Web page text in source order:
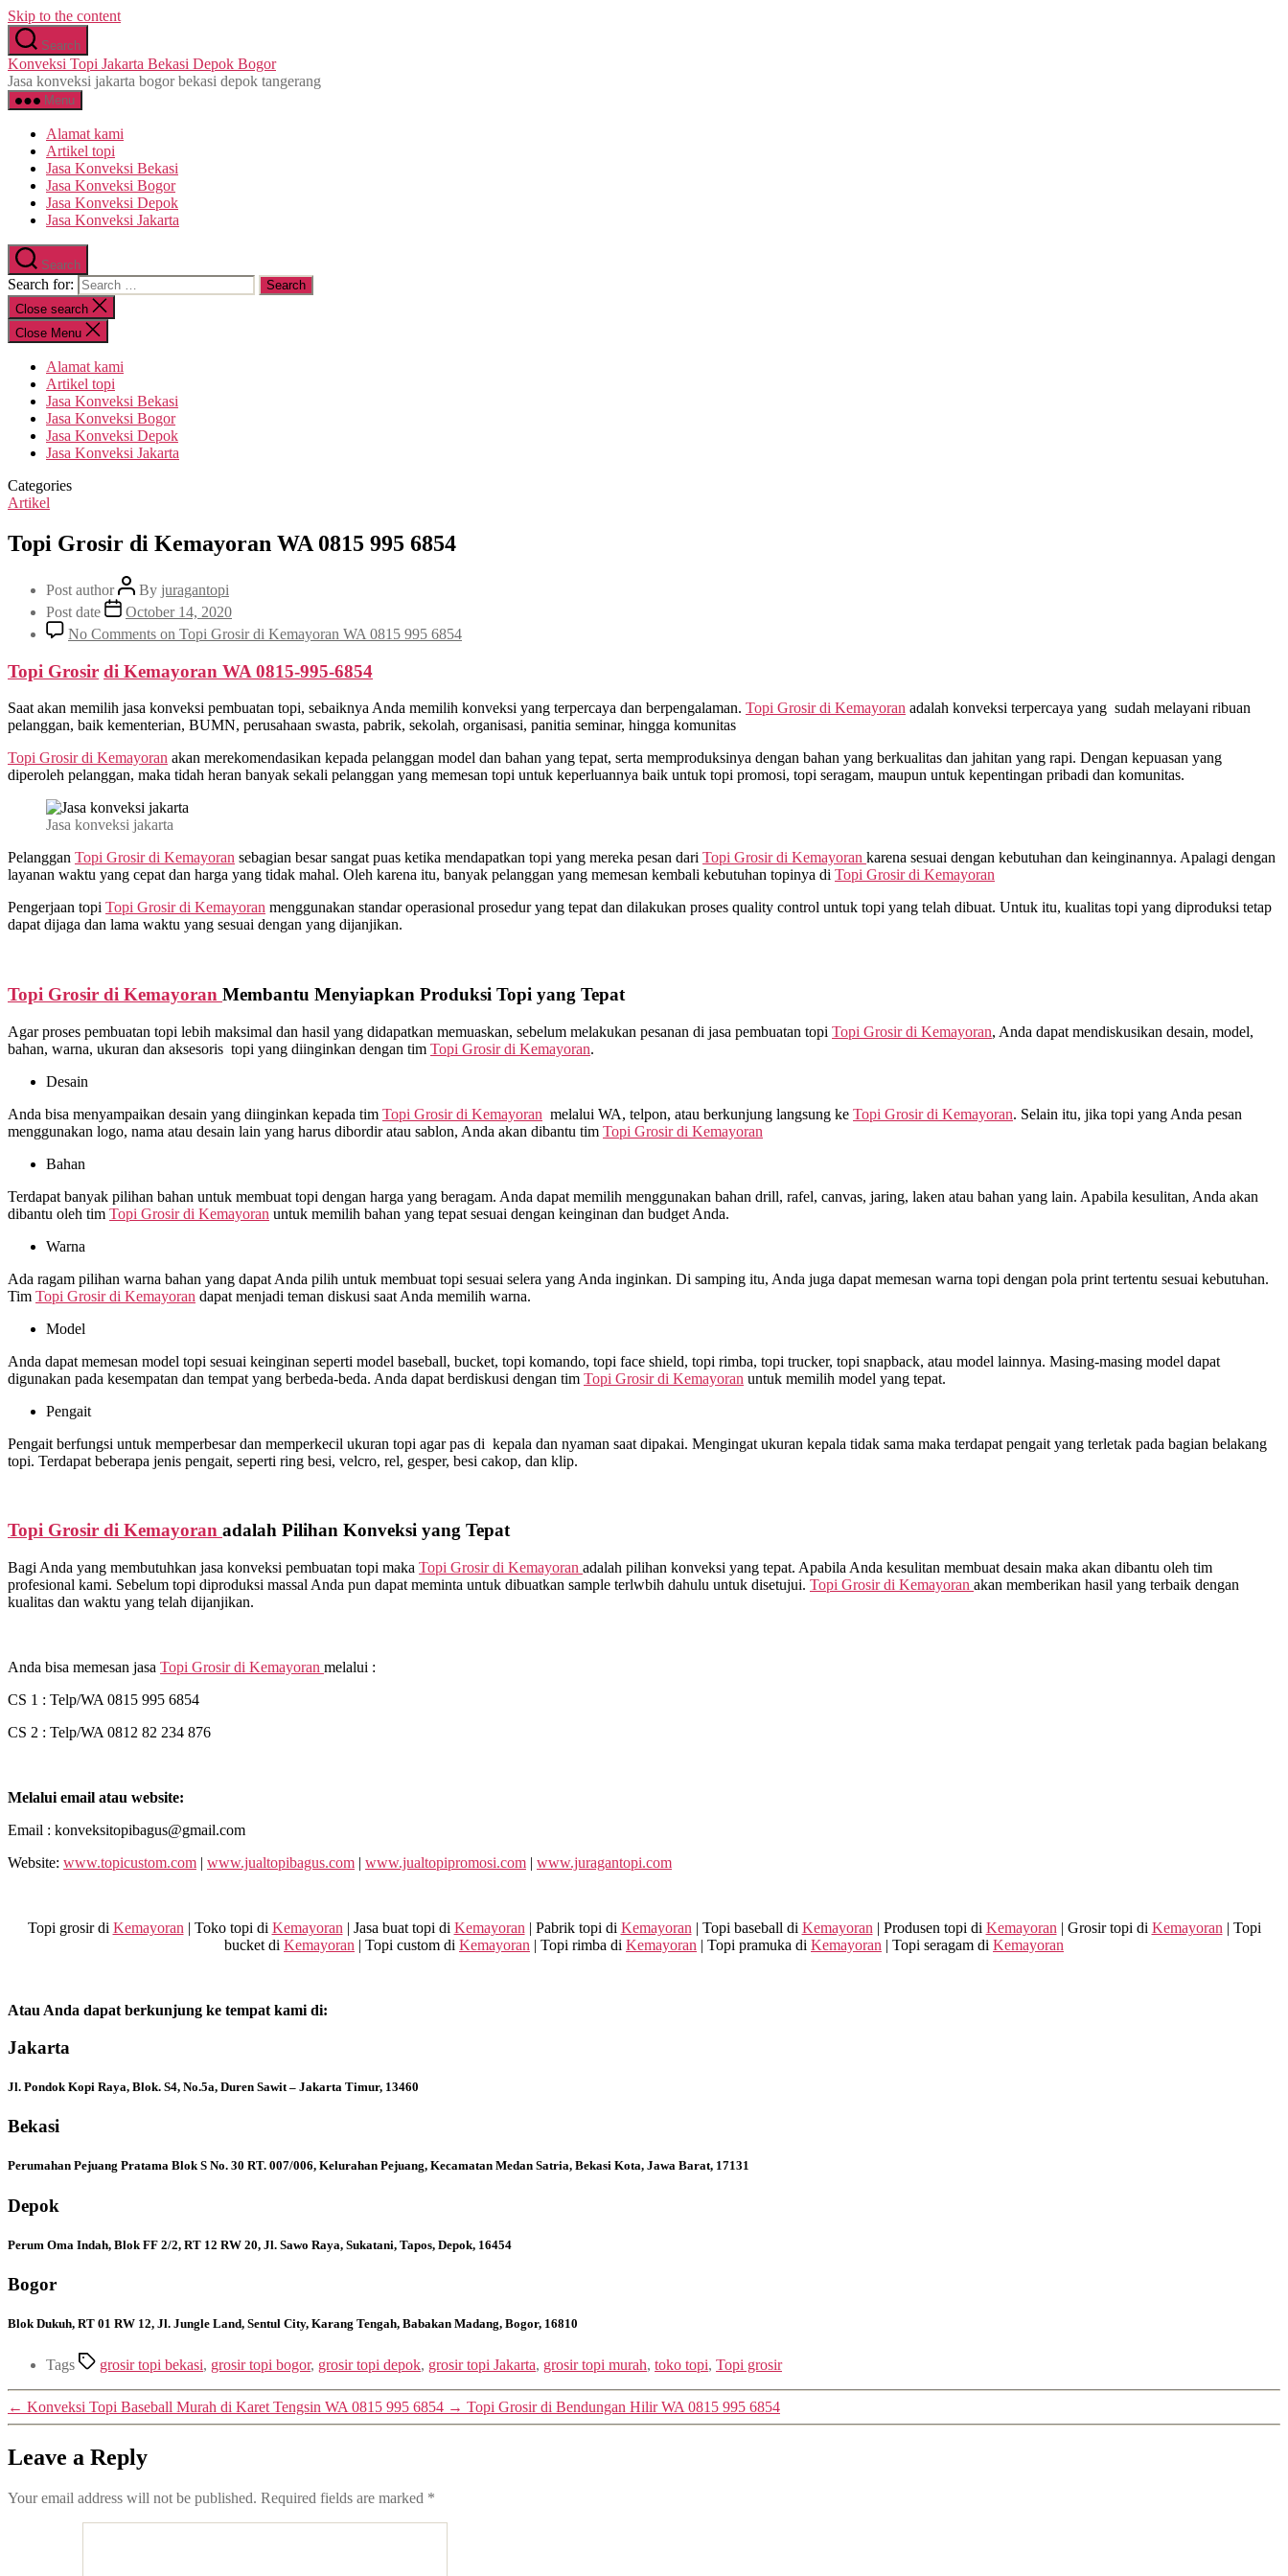
Skip to the content
Search
Konveksi Topi Jakarta Bekasi Depok Bogor
Jasa konveksi jakarta bogor bekasi depok tangerang
Menu
Alamat kami
Artikel topi
Jasa Konveksi Bekasi
Jasa Konveksi Bogor
Jasa Konveksi Depok
Jasa Konveksi Jakarta
Search
Search for:
Close search
Close Menu
Alamat kami
Artikel topi
Jasa Konveksi Bekasi
Jasa Konveksi Bogor
Jasa Konveksi Depok
Jasa Konveksi Jakarta
Categories
Artikel
Topi Grosir di Kemayoran WA 0815 995 6854
Post author By juragantopi
Post date
October 14, 2020
No Comments on Topi Grosir di Kemayoran WA 0815 995 6854
Topi Grosir di Kemayoran WA 0815-995-6854
Saat akan memilih jasa konveksi pembuatan topi, sebaiknya Anda memilih konveksi yang terpercaya dan berpengalaman. Topi Grosir di Kemayoran adalah konveksi terpercaya yang sudah melayani ribuan
pelanggan, baik kementerian, BUMN, perusahaan swasta, pabrik, sekolah, organisasi, panitia seminar, hingga komunitas
Topi Grosir di Kemayoran akan merekomendasikan kepada pelanggan model dan bahan yang tepat, serta memproduksinya dengan bahan yang berkualitas dan jahitan yang rapi. Dengan kepuasan yang
diperoleh pelanggan, maka tidah heran banyak sekali pelanggan yang memesan topi untuk keperluannya baik untuk topi promosi, topi seragam, maupun untuk kepentingan pribadi dan komunitas.
Jasa konveksi jakarta
Pelanggan Topi Grosir di Kemayoran sebagian besar sangat puas ketika mendapatkan topi yang mereka pesan dari Topi Grosir di Kemayoran karena sesuai dengan kebutuhan dan keinginannya. Apalagi dengan
layanan waktu yang cepat dan harga yang tidak mahal. Oleh karena itu, banyak pelanggan yang memesan kembali kebutuhan topinya di Topi Grosir di Kemayoran
Pengerjaan topi Topi Grosir di Kemayoran menggunakan standar operasional prosedur yang tepat dan dilakukan proses quality control untuk topi yang telah dibuat. Untuk itu, kualitas topi yang diproduksi tetap
dapat dijaga dan lama waktu yang sesuai dengan yang dijanjikan.
Topi Grosir di Kemayoran Membantu Menyiapkan Produksi Topi yang Tepat
Agar proses pembuatan topi lebih maksimal dan hasil yang didapatkan memuaskan, sebelum melakukan pesanan di jasa pembuatan topi Topi Grosir di Kemayoran, Anda dapat mendiskusikan desain, model,
bahan, warna, ukuran dan aksesoris topi yang diinginkan dengan tim Topi Grosir di Kemayoran.
Desain
Anda bisa menyampaikan desain yang diinginkan kepada tim Topi Grosir di Kemayoran melalui WA, telpon, atau berkunjung langsung ke Topi Grosir di Kemayoran. Selain itu, jika topi yang Anda pesan
menggunakan logo, nama atau desain lain yang harus dibordir atau sablon, Anda akan dibantu tim Topi Grosir di Kemayoran
Bahan
Terdapat banyak pilihan bahan untuk membuat topi dengan harga yang beragam. Anda dapat memilih menggunakan bahan drill, rafel, canvas, jaring, laken atau bahan yang lain. Apabila kesulitan, Anda akan
dibantu oleh tim Topi Grosir di Kemayoran untuk memilih bahan yang tepat sesuai dengan keinginan dan budget Anda.
Warna
Ada ragam pilihan warna bahan yang dapat Anda pilih untuk membuat topi sesuai selera yang Anda inginkan. Di samping itu, Anda juga dapat memesan warna topi dengan pola print tertentu sesuai kebutuhan.
Tim Topi Grosir di Kemayoran dapat menjadi teman diskusi saat Anda memilih warna.
Model
Anda dapat memesan model topi sesuai keinginan seperti model baseball, bucket, topi komando, topi face shield, topi rimba, topi trucker, topi snapback, atau model lainnya. Masing-masing model dapat
digunakan pada kesempatan dan tempat yang berbeda-beda. Anda dapat berdiskusi dengan tim Topi Grosir di Kemayoran untuk memilih model yang tepat.
Pengait
Pengait berfungsi untuk memperbesar dan memperkecil ukuran topi agar pas di kepala dan nyaman saat dipakai. Mengingat ukuran kepala tidak sama maka terdapat pengait yang terletak pada bagian belakang
topi. Terdapat beberapa jenis pengait, seperti ring besi, velcro, rel, gesper, besi cakop, dan klip.
Topi Grosir di Kemayoran adalah Pilihan Konveksi yang Tepat
Bagi Anda yang membutuhkan jasa konveksi pembuatan topi maka Topi Grosir di Kemayoran adalah pilihan konveksi yang tepat. Apabila Anda kesulitan membuat desain maka akan dibantu oleh tim
profesional kami. Sebelum topi diproduksi massal Anda pun dapat meminta untuk dibuatkan sample terlwbih dahulu untuk disetujui. Topi Grosir di Kemayoran akan memberikan hasil yang terbaik dengan
kualitas dan waktu yang telah dijanjikan.
Anda bisa memesan jasa Topi Grosir di Kemayoran melalui :
CS 1 : Telp/WA 0815 995 6854
CS 2 : Telp/WA 0812 82 234 876
Melalui email atau website:
Email : konveksitopibagus@gmail.com
Website: www.topicustom.com | www.jualtopibagus.com | www.jualtopipromosi.com | www.juragantopi.com
Topi grosir di Kemayoran | Toko topi di Kemayoran | Jasa buat topi di Kemayoran | Pabrik topi di Kemayoran | Topi baseball di Kemayoran | Produsen topi di Kemayoran | Grosir topi di Kemayoran | Topi
bucket di Kemayoran | Topi custom di Kemayoran | Topi rimba di Kemayoran | Topi pramuka di Kemayoran | Topi seragam di Kemayoran
Atau Anda dapat berkunjung ke tempat kami di:
Jakarta
Jl. Pondok Kopi Raya, Blok. S4, No.5a, Duren Sawit – Jakarta Timur, 13460
Bekasi
Perumahan Pejuang Pratama Blok S No. 30 RT. 007/006, Kelurahan Pejuang, Kecamatan Medan Satria, Bekasi Kota, Jawa Barat, 17131
Depok
Perum Oma Indah, Blok FF 2/2, RT 12 RW 20, Jl. Sawo Raya, Sukatani, Tapos, Depok, 16454
Bogor
Blok Dukuh, RT 01 RW 12, Jl. Jungle Land, Sentul City, Karang Tengah, Babakan Madang, Bogor, 16810
Tags grosir topi bekasi, grosir topi bogor, grosir topi depok, grosir topi Jakarta, grosir topi murah, toko topi, Topi grosir
← Konveksi Topi Baseball Murah di Karet Tengsin WA 0815 995 6854 → Topi Grosir di Bendungan Hilir WA 0815 995 6854
Leave a Reply
Your email address will not be published. Required fields are marked *